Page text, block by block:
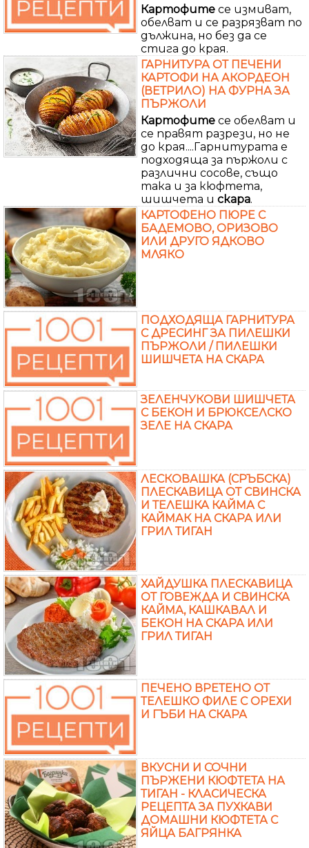
Картофите се измиват,
обелват и се разрязват по
дължина, но без да се
стига до края.
ГАРНИТУРА ОТ ПЕЧЕНИ
КАРТОФИ НА АКОРДЕОН
(ВЕТРИЛО) НА ФУРНА ЗА
ПЪРЖОЛИ
Картофите се обелват и
се правят разрези, но не
до края....Гарнитурата е
подходяща за пържоли с
различни сосове, също
така и за кюфтета,
шишчета и скара.
КАРТОФЕНО ПЮРЕ С
БАДЕМОВО, ОРИЗОВО
ИЛИ ДРУГО ЯДКОВО
МЛЯКО
ПОДХОДЯЩА ГАРНИТУРА
С ДРЕСИНГ ЗА ПИЛЕШКИ
ПЪРЖОЛИ / ПИЛЕШКИ
ШИШЧЕТА НА СКАРА
ЗЕЛЕНЧУКОВИ ШИШЧЕТА
С БЕКОН И БРЮКСЕЛСКО
ЗЕЛЕ НА СКАРА
ЛЕСКОВАШКА (СРЪБСКА)
ПЛЕСКАВИЦА ОТ СВИНСКА
И ТЕЛЕШКА КАЙМА С
КАЙМАК НА СКАРА ИЛИ
ГРИЛ ТИГАН
ХАЙДУШКА ПЛЕСКАВИЦА
ОТ ГОВЕЖДА И СВИНСКА
КАЙМА, КАШКАВАЛ И
БЕКОН НА СКАРА ИЛИ
ГРИЛ ТИГАН
ПЕЧЕНО ВРЕТЕНО ОТ
ТЕЛЕШКО ФИЛЕ С ОРЕХИ
И ГЪБИ НА СКАРА
ВКУСНИ И СОЧНИ
ПЪРЖЕНИ КЮФТЕТА НА
ТИГАН - КЛАСИЧЕСКА
РЕЦЕПТА ЗА ПУХКАВИ
ДОМАШНИ КЮФТЕТА С
ЯЙЦА БАГРЯНКА